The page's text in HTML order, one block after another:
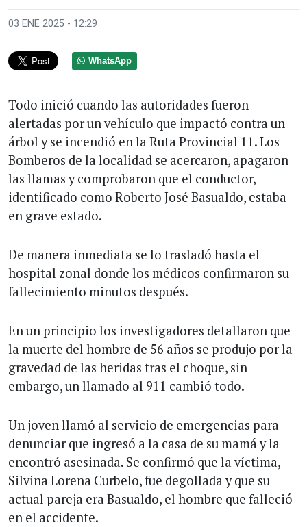
03 ENE 2025 - 12:29
WhatsApp
Todo inició cuando las autoridades fueron
alertadas por un vehículo que impactó contra un
árbol y se incendió en la Ruta Provincial 11. Los
Bomberos de la localidad se acercaron, apagaron
las llamas y comprobaron que el conductor,
identificado como Roberto José Basualdo, estaba
en grave estado.
De manera inmediata se lo trasladó hasta el
hospital zonal donde los médicos confirmaron su
fallecimiento minutos después.
En un principio los investigadores detallaron que
la muerte del hombre de 56 años se produjo por la
gravedad de las heridas tras el choque, sin
embargo, un llamado al 911 cambió todo.
Un joven llamó al servicio de emergencias para
denunciar que ingresó a la casa de su mamá y la
encontró asesinada. Se confirmó que la víctima,
Silvina Lorena Curbelo, fue degollada y que su
actual pareja era Basualdo, el hombre que falleció
en el accidente.